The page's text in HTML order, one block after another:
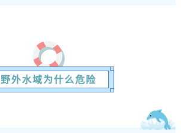
野外水域为什么危险